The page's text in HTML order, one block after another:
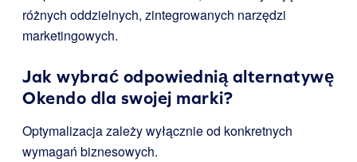
różnych oddzielnych, zintegrowanych narzędzi
marketingowych.
Jak wybrać odpowiednią alternatywę
Okendo dla swojej marki?
Optymalizacja zależy wyłącznie od konkretnych
wymagań biznesowych.